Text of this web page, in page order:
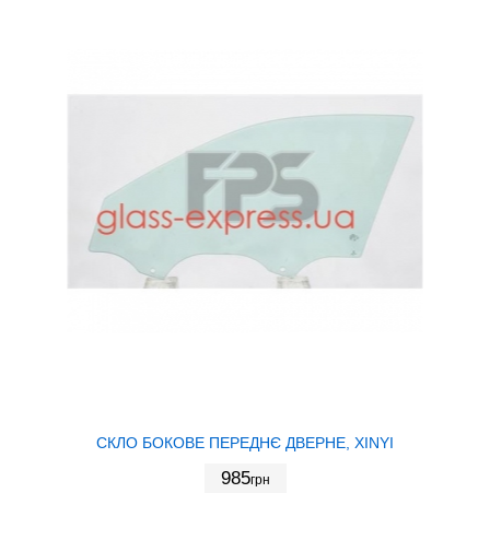
СКЛО БОКОВЕ ПЕРЕДНЄ ДВЕРНЕ, XINYI
985грн